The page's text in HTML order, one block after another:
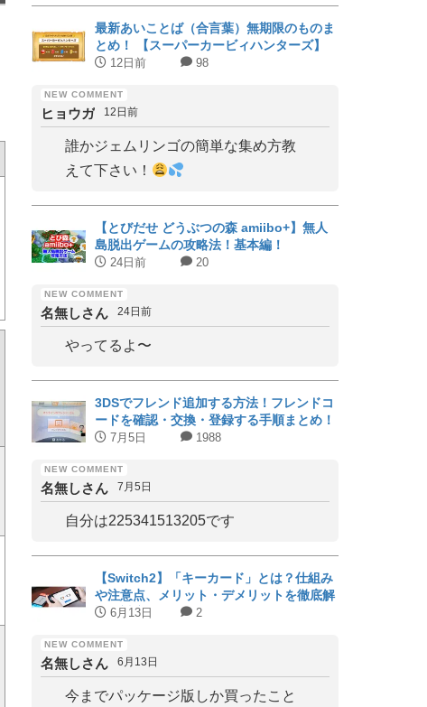
最新あいことば（合言葉）無期限のものま
とめ！ 【スーパーカービィハンターズ】
12日前 98
ヒョウガ 12日前
誰かジェムリンゴの簡単な集め方教
えて下さい！
【とびだせ どうぶつの森 amiibo+】無人
島脱出ゲームの攻略法！基本編！
24日前 20
名無しさん 24日前
やってるよ〜
3DSでフレンド追加する方法！フレンドコ
ードを確認・交換・登録する手順まとめ！
7月5日 1988
名無しさん 7月5日
自分は225341513205です
【Switch2】「キーカード」とは？仕組み
や注意点、メリット・デメリットを徹底解
説｜対応タイトルまとめ
6月13日 2
名無しさん 6月13日
今までパッケージ版しか買ったこと